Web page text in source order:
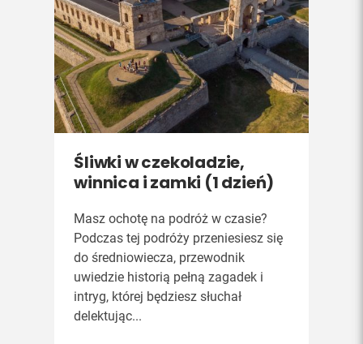
Śliwki w czekoladzie,
winnica i zamki (1 dzień)
Masz ochotę na podróż w czasie?
Podczas tej podróży przeniesiesz się
do średniowiecza, przewodnik
uwiedzie historią pełną zagadek i
intryg, której będziesz słuchał
delektując...